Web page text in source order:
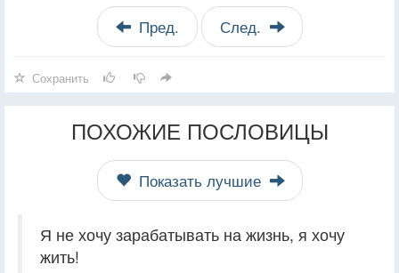
Пред. След.
Сохранить
ПОХОЖИЕ ПОСЛОВИЦЫ
Показать лучшие
Я не хочу зарабатывать на жизнь, я хочу
жить!